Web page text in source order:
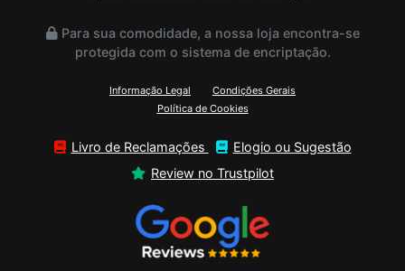
Para sua comodidade, a nossa loja encontra-se
protegida com o sistema de encriptação.
Informação Legal
Condições Gerais
Política de Cookies
Livro de Reclamações
Elogio ou Sugestão
Review no Trustpilot